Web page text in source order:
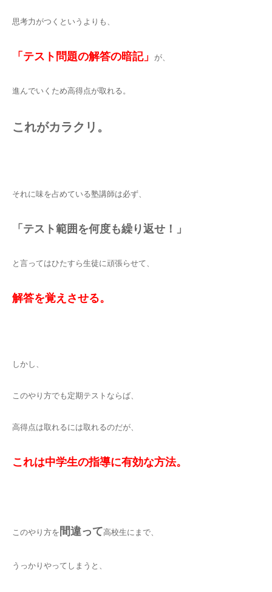
思考力がつくというよりも、
「テスト問題の解答の暗記」 が、
進んでいくため高得点が取れる。
これがカラクリ。
それに味を占めている塾講師は必ず、
「テスト範囲を何度も繰り返せ！」
と言ってはひたすら生徒に頑張らせて、
解答を覚えさせる。
しかし、
このやり方でも定期テストならば、
高得点は取れるには取れるのだが、
これは中学生の指導に有効な方法。
このやり方を 間違って高校生にまで、
うっかりやってしまうと、